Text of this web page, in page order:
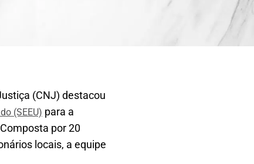
(CNJ) destacou
(SEEU) para a
por 20
locais, a equipe